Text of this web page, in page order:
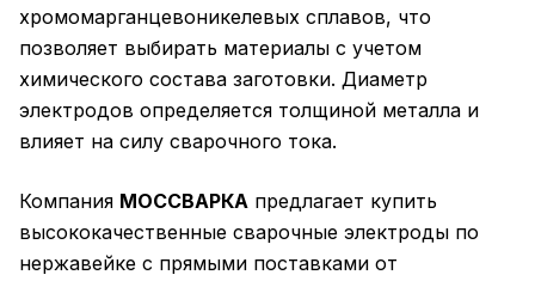
хромомарганцевоникелевых сплавов, что
позволяет выбирать материалы с учетом
химического состава заготовки. Диаметр
электродов определяется толщиной металла и
влияет на силу сварочного тока.
Компания МОССВАРКА предлагает купить
высококачественные сварочные электроды по
нержавейке с прямыми поставками от